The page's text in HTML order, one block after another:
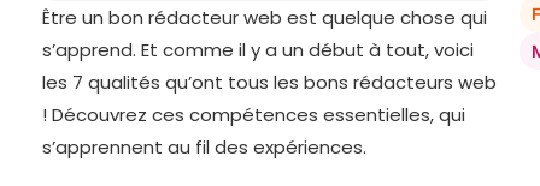
Être un bon rédacteur web est quelque chose qui
s’apprend. Et comme il y a un début à tout, voici
les 7 qualités qu’ont tous les bons rédacteurs web
! Découvrez ces compétences essentielles, qui
s’apprennent au fil des expériences.